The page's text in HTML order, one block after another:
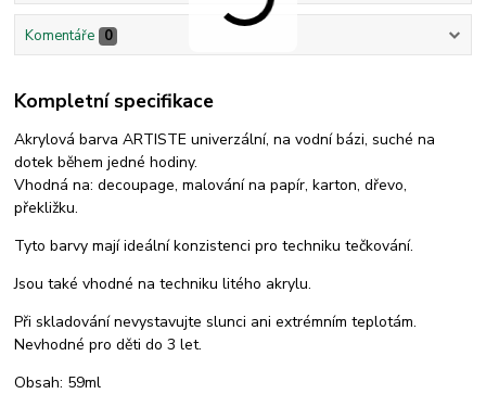
Komentáře 0
Kompletní specifikace
Akrylová barva ARTISTE univerzální, na vodní bázi, suché na
dotek během jedné hodiny.
Vhodná na: decoupage, malování na papír, karton, dřevo,
překližku.
Tyto barvy mají ideální konzistenci pro techniku tečkování.
Jsou také vhodné na techniku litého akrylu.
Při skladování nevystavujte slunci ani extrémním teplotám.
Nevhodné pro děti do 3 let.
Obsah: 59ml